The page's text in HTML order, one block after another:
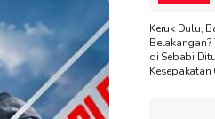
Keruk Dulu,
di Sebabi
Kesepakatan